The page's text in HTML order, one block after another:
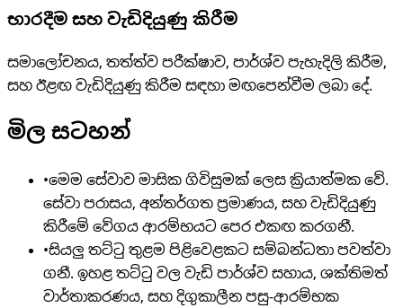
භාරදීම සහ වැඩිදියුණු කිරීම
සමාලෝචනය, තත්ත්ව පරීක්ෂාව, පාර්ශ්ව පැහැදිලි කිරීම,
සහ ඊළඟ වැඩිදියුණු කිරීම සඳහා මඟපෙන්වීම ලබා දේ.
මිල සටහන්
•මෙම සේවාව මාසික ගිවිසුමක් ලෙස ක්‍රියාත්මක වේ.
සේවා පරාසය, අන්තර්ගත ප්‍රමාණය, සහ වැඩිදියුණු
කිරීමේ වේගය ආරම්භයට පෙර එකඟ කරගනී.
•සියලු තට්ටු තුළම පිළිවෙළකට සම්බන්ධතා පවත්වා
ගනී. ඉහළ තට්ටු වල වැඩි පාර්ශ්ව සහාය, ශක්තිමත්
වාර්තාකරණය, සහ දිගුකාලීන පසු-ආරම්භක